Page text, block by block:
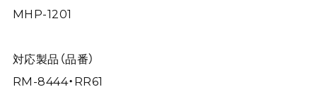
MHP-1201
対応製品（品番）
RM-8444・RR61